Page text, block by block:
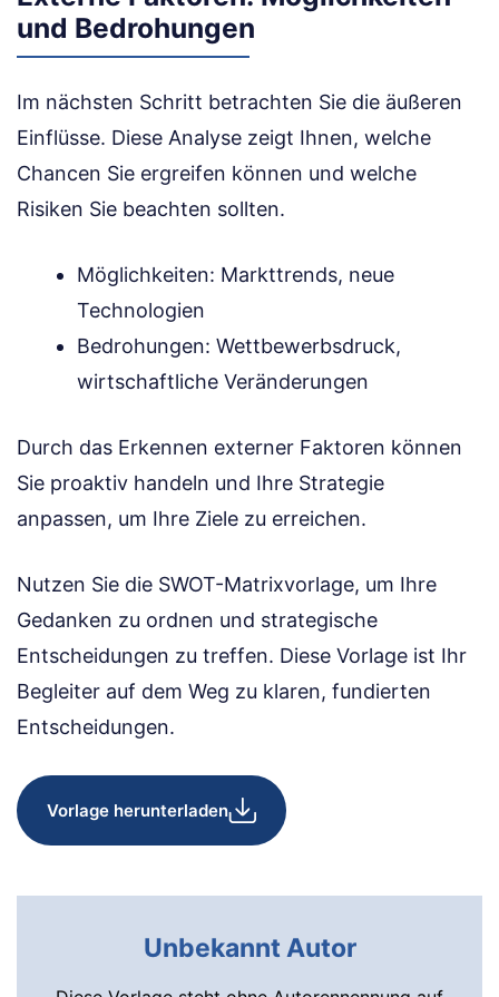
und Bedrohungen
Im nächsten Schritt betrachten Sie die äußeren
Einflüsse. Diese Analyse zeigt Ihnen, welche
Chancen Sie ergreifen können und welche
Risiken Sie beachten sollten.
Möglichkeiten: Markttrends, neue
Technologien
Bedrohungen: Wettbewerbsdruck,
wirtschaftliche Veränderungen
Durch das Erkennen externer Faktoren können
Sie proaktiv handeln und Ihre Strategie
anpassen, um Ihre Ziele zu erreichen.
Nutzen Sie die SWOT-Matrixvorlage, um Ihre
Gedanken zu ordnen und strategische
Entscheidungen zu treffen. Diese Vorlage ist Ihr
Begleiter auf dem Weg zu klaren, fundierten
Entscheidungen.
Vorlage herunterladen
Unbekannt Autor